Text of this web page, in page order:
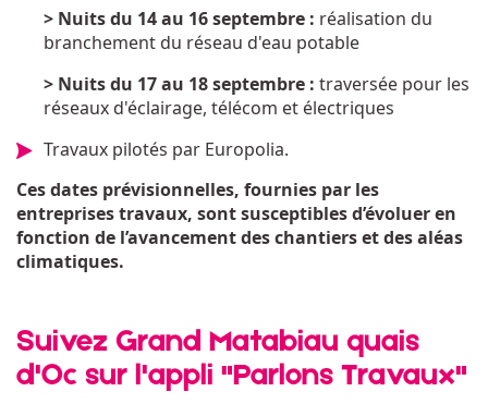
> Nuits du 14 au 16 septembre : réalisation du
branchement du réseau d'eau potable
> Nuits du 17 au 18 septembre : traversée pour les
réseaux d'éclairage, télécom et électriques
Travaux pilotés par Europolia.
Ces dates prévisionnelles, fournies par les
entreprises travaux, sont susceptibles d’évoluer en
fonction de l’avancement des chantiers et des aléas
climatiques.
Suivez Grand Matabiau quais
d'Oc sur l'appli "Parlons Travaux"